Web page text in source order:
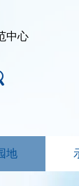
中心
地